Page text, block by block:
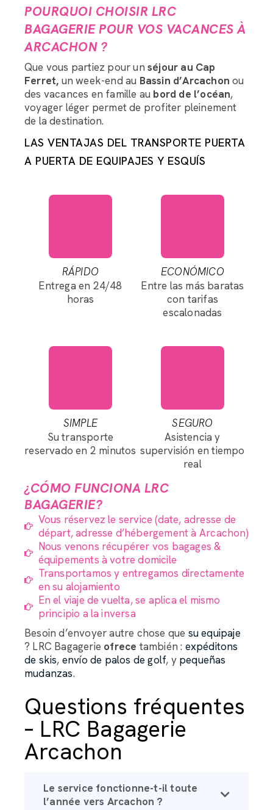
POURQUOI CHOISIR LRC
BAGAGERIE POUR VOS VACANCES À
ARCACHON ?
Que vous partiez pour un séjour au Cap
Ferret, un week-end au Bassin d’Arcachon ou
des vacances en famille au bord de l’océan,
voyager léger permet de profiter pleinement
de la destination.
LAS VENTAJAS DEL TRANSPORTE PUERTA
A PUERTA DE EQUIPAJES Y ESQUÍS
RÁPIDO
Entrega en 24/48
horas
ECONÓMICO
Entre las más baratas
con tarifas
escalonadas
SIMPLE
Su transporte
reservado en 2 minutos
SEGURO
Asistencia y
supervisión en tiempo
real
¿CÓMO FUNCIONA LRC
BAGAGERIE?
Vous réservez le service (date, adresse de
départ, adresse d’hébergement à Arcachon)
Nous venons récupérer vos bagages &
équipements à votre domicile
Transportamos y entregamos directamente
en su alojamiento
En el viaje de vuelta, se aplica el mismo
principio a la inversa
Besoin d’envoyer autre chose que su equipaje
? LRC Bagagerie ofrece también : expéditons
de skis, envío de palos de golf, y pequeñas
mudanzas.
Questions fréquentes
– LRC Bagagerie
Arcachon
Le service fonctionne-t-il toute
l’année vers Arcachon ?